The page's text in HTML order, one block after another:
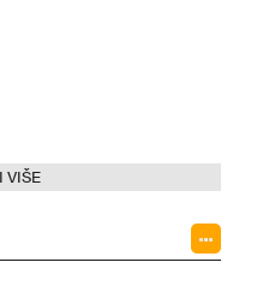
VIŠE